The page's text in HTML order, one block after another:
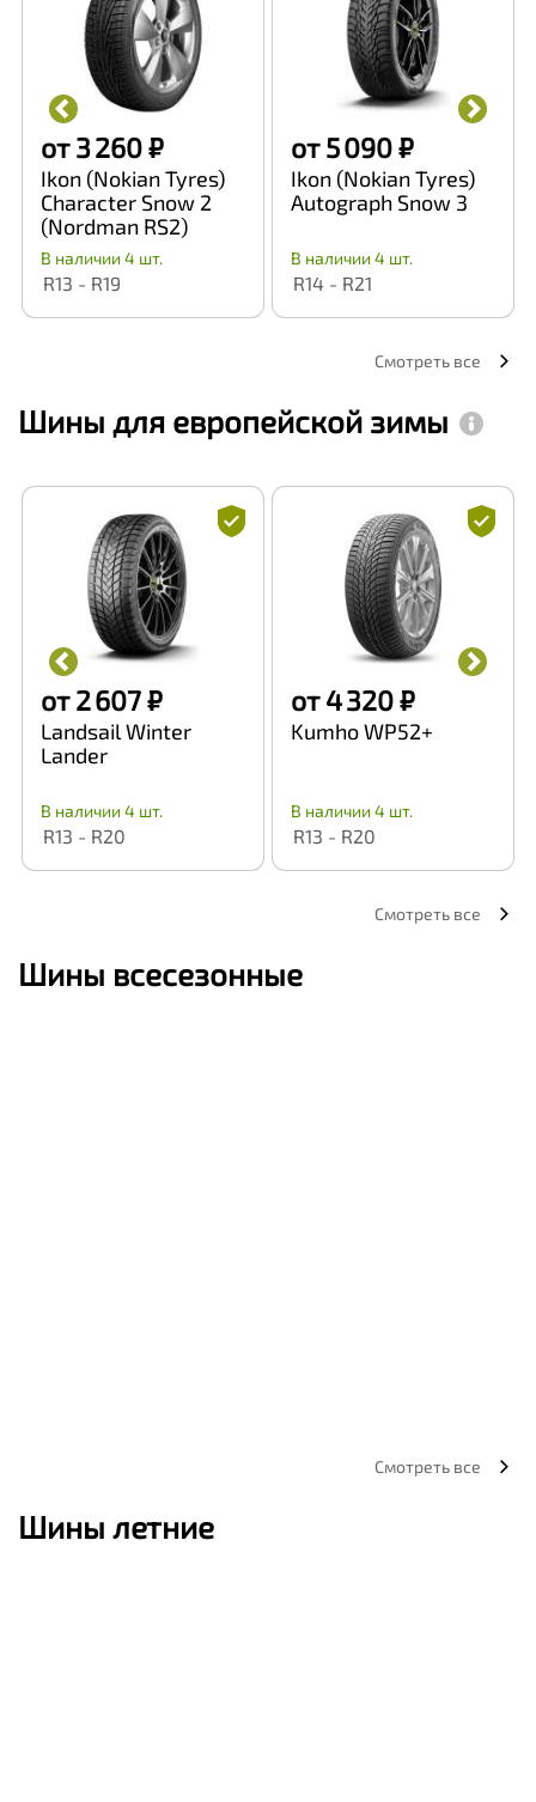
от 3 260 ₽
Ikon (Nokian Tyres)
Character Snow 2
(Nordman RS2)
В наличии 4 шт.
R13 - R19
от 5 090 ₽
Ikon (Nokian Tyres)
Autograph Snow 3
В наличии 4 шт.
R14 - R21
Смотреть все
Шины для европейской зимы
от 2 607 ₽
Landsail Winter
Lander
В наличии 4 шт.
R13 - R20
от 4 320 ₽
Kumho WP52+
В наличии 4 шт.
R13 - R20
Смотреть все
Шины всесезонные
Смотреть все
Шины летние